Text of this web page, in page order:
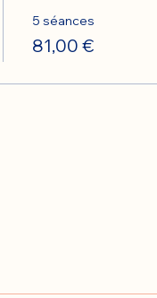
5 séances
81,00 €